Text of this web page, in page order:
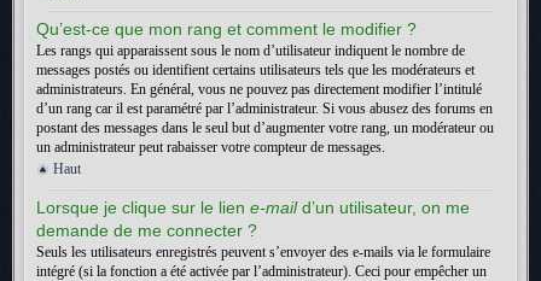
Qu’est-ce que mon rang et comment le modifier ?
Les rangs qui apparaissent sous le nom d’utilisateur indiquent le nombre de
messages postés ou identifient certains utilisateurs tels que les modérateurs et
administrateurs. En général, vous ne pouvez pas directement modifier l’intitulé
d’un rang car il est paramétré par l’administrateur. Si vous abusez des forums en
postant des messages dans le seul but d’augmenter votre rang, un modérateur ou
un administrateur peut rabaisser votre compteur de messages.
Haut
Lorsque je clique sur le lien e-maild’un utilisateur, on me
demande de me connecter ?
Seuls les utilisateurs enregistrés peuvent s’envoyer des e-mails via le formulaire
intégré (si la fonction a été activée par l’administrateur). Ceci pour empêcher un